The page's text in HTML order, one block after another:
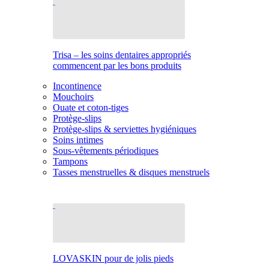
Trisa – les soins dentaires appropriés
commencent par les bons produits
Incontinence
Mouchoirs
Ouate et coton-tiges
Protège-slips
Protège-slips & serviettes hygiéniques
Soins intimes
Sous-vêtements périodiques
Tampons
Tasses menstruelles & disques menstruels
LOVASKIN pour de jolis pieds